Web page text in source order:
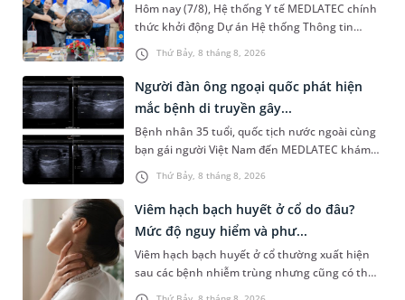
Thứ Bảy, 8 tháng 8, 2026
Hôm nay (7/8), Hệ thống Y tế MEDLATEC chính
thức khởi động Dự án Hệ thống Thông tin
Quản lý Bệnh viện (HIS - Hospital Information
System) giai đoạn mới. Dự á...
Thứ Bảy, 8 tháng 8, 2026
Người đàn ông ngoại quốc phát hiện
mắc bệnh di truyền gây...
Bệnh nhân 35 tuổi, quốc tịch nước ngoài cùng
bạn gái người Việt Nam đến MEDLATEC khám
sức khỏe tiền hôn nhân. Qua thăm khám và
làm các xét nghiệm chuyên sâu,...
Viêm hạch bạch huyết ở cổ do đâu?
Mức độ nguy hiểm và phư...
Viêm hạch bạch huyết ở cổ thường xuất hiện
sau các bệnh nhiễm trùng nhưng cũng có thể
liên quan đến lao hạch hoặc ung thư. Để tìm